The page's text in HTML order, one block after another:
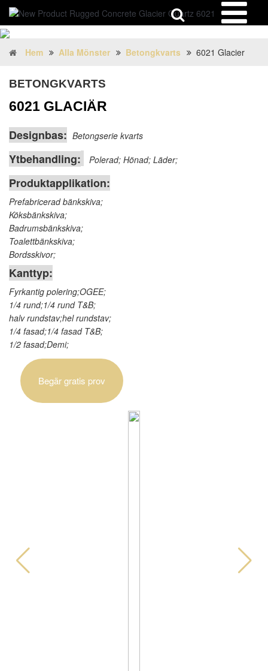
Hem Alla Mönster Betongkvarts 6021 Glacier
BETONGKVARTS
6021 GLACIÄR
Designbas: Betongserie kvarts
Ytbehandling: Polerad; Hönad; Läder;
Produktapplikation:
Prefabricerad bänkskiva;
Köksbänkskiva;
Badrumsbänkskiva;
Toalettbänkskiva;
Bordsskivor;
Kanttyp:
Fyrkantig polering;OGEE;
1/4 rund;1/4 rund T&B;
halv rundstav;hel rundstav;
1/4 fasad;1/4 fasad T&B;
1/2 fasad;Demi;
Begär gratis prov